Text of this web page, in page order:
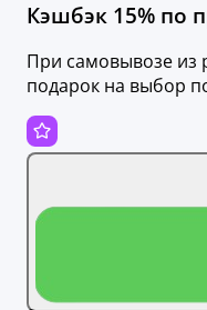
Кэшбэк 15% по
При самовывозе из
подарок на выбор